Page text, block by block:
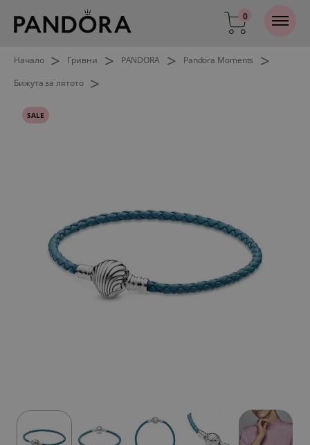
0
Начало > Гривни > PANDORA > Pandora Moments >
Бижута за лятото >
SALE